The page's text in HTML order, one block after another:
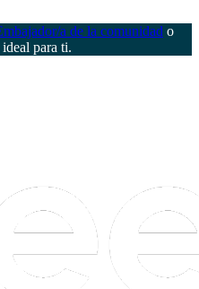
a de la comunidad o
para ti.